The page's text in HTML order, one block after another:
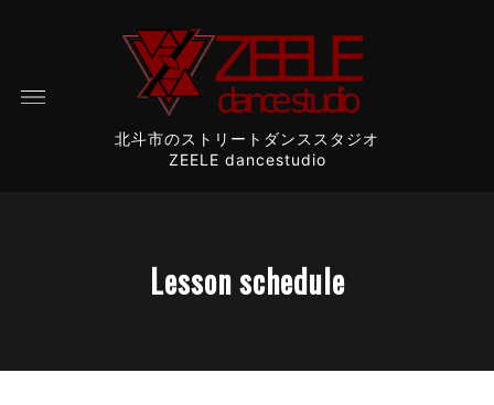
北斗市のストリートダンススタジオ
ZEELE dancestudio
Lesson schedule